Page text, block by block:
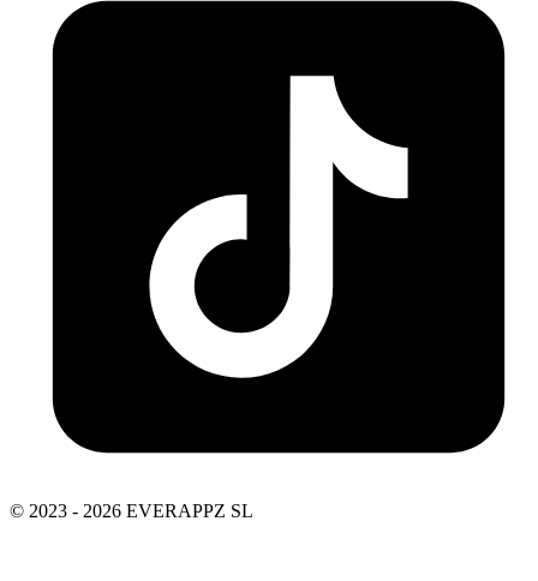
© 2023 - 2026 EVERAPPZ SL